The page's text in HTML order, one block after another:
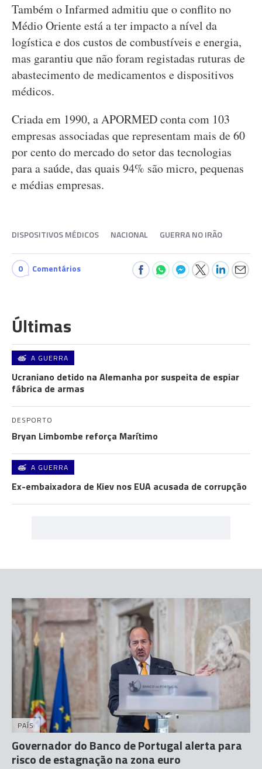
Também o Infarmed admitiu que o conflito no
Médio Oriente está a ter impacto a nível da
logística e dos custos de combustíveis e energia,
mas garantiu que não foram registadas ruturas de
abastecimento de medicamentos e dispositivos
médicos.
Criada em 1990, a APORMED conta com 103
empresas associadas que representam mais de 60
por cento do mercado do setor das tecnologias
para a saúde, das quais 94% são micro, pequenas
e médias empresas.
DISPOSITIVOS MÉDICOS NACIONAL GUERRA NO IRÃO
0 Comentários
Últimas
A GUERRA
Ucraniano detido na Alemanha por suspeita de espiar
fábrica de armas
DESPORTO
Bryan Limbombe reforça Marítimo
A GUERRA
Ex-embaixadora de Kiev nos EUA acusada de corrupção
PAÍS
Governador do Banco de Portugal alerta para
risco de estagnação na zona euro